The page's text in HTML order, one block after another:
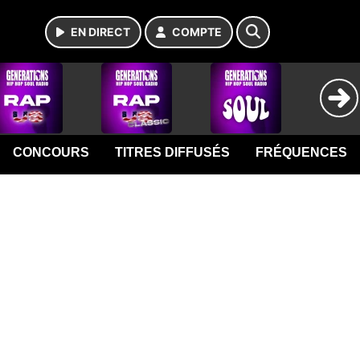
EN DIRECT COMPTE
CONCOURS TITRES DIFFUSÉS FRÉQUENCES